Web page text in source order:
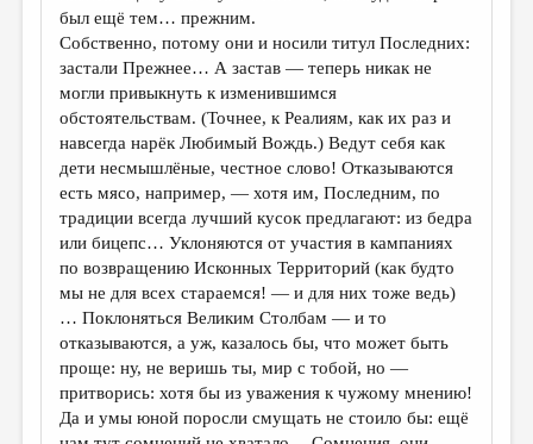
был ещё тем… прежним.
Собственно, потому они и носили титул Последних:
застали Прежнее… А застав — теперь никак не
могли привыкнуть к изменившимся
обстоятельствам. (Точнее, к Реалиям, как их раз и
навсегда нарёк Любимый Вождь.) Ведут себя как
дети несмышлёные, честное слово! Отказываются
есть мясо, например, — хотя им, Последним, по
традиции всегда лучший кусок предлагают: из бедра
или бицепс… Уклоняются от участия в кампаниях
по возвращению Исконных Территорий (как будто
мы не для всех стараемся! — и для них тоже ведь)
… Поклоняться Великим Столбам — и то
отказываются, а уж, казалось бы, что может быть
проще: ну, не веришь ты, мир с тобой, но —
притворись: хотя бы из уважения к чужому мнению!
Да и умы юной поросли смущать не стоило бы: ещё